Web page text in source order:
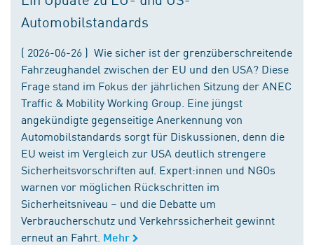
Automobilstandards
( 2026-06-26 ) Wie sicher ist der grenzüberschreitende
Fahrzeughandel zwischen der EU und den USA? Diese
Frage stand im Fokus der jährlichen Sitzung der ANEC
Traffic & Mobility Working Group. Eine jüngst
angekündigte gegenseitige Anerkennung von
Automobilstandards sorgt für Diskussionen, denn die
EU weist im Vergleich zur USA deutlich strengere
Sicherheitsvorschriften auf. Expert:innen und NGOs
warnen vor möglichen Rückschritten im
Sicherheitsniveau – und die Debatte um
Verbraucherschutz und Verkehrssicherheit gewinnt
erneut an Fahrt. Mehr